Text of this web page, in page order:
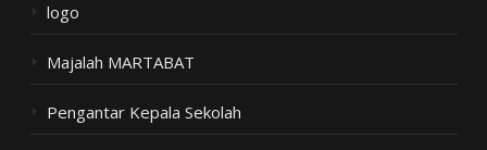
logo
Majalah MARTABAT
Pengantar Kepala Sekolah